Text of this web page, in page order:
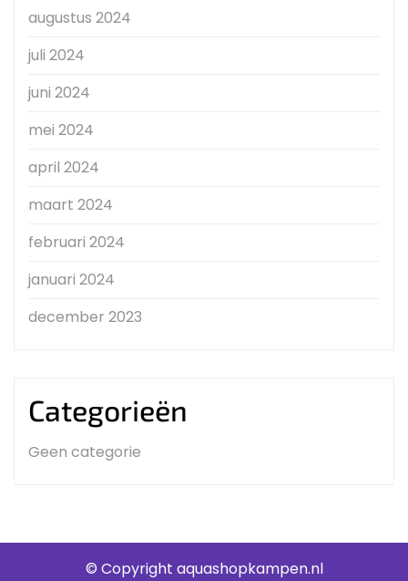
augustus 2024
juli 2024
juni 2024
mei 2024
april 2024
maart 2024
februari 2024
januari 2024
december 2023
Categorieën
Geen categorie
© Copyright aquashopkampen.nl